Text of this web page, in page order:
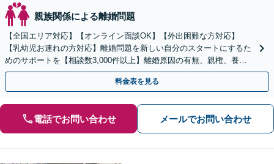
親族関係による離婚問題
【全国エリア対応】【オンライン面談OK】【外出困難な方対応】
【乳幼児お連れの方対応】離婚問題を新しい自分のスタートにするた
めのサポートを【相談数3,000件以上】離婚原因の有無、親権、養育
費、財産分与、慰謝料請求【夜間・休日相談可】
料金表を見る
電話でお問い合わせ メールでお問い合わせ